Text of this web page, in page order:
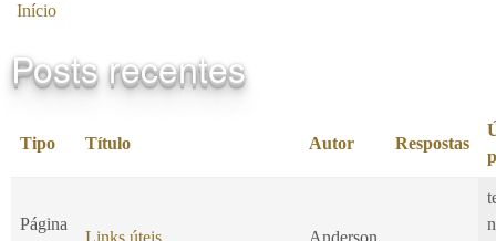
Início
Posts recentes
Tipo Título Autor Respostas
Página